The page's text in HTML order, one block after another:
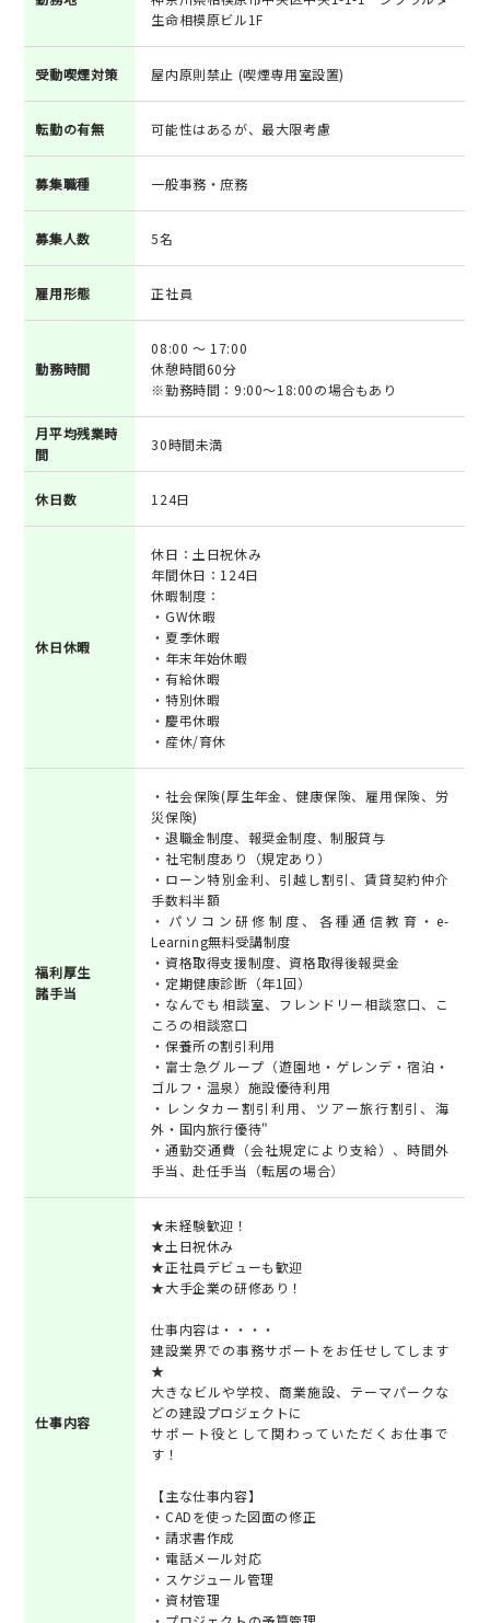
生命相模原ビル1F
受動喫煙対策 屋内原則禁止 (喫煙専用室設置)
転勤の有無 可能性はあるが、最大限考慮
募集職種 一般事務・庶務
募集人数 5名
雇用形態 正社員
勤務時間
08:00 ～ 17:00
休憩時間60分
※勤務時間：9:00～18:00の場合もあり
月平均残業時
間
30時間未満
休日数 124日
休日休暇
休日：土日祝休み
年間休日：124日
休暇制度：
・GW休暇
・夏季休暇
・年末年始休暇
・有給休暇
・特別休暇
・慶弔休暇
・産休/育休
福利厚生
諸手当
・社会保険(厚生年金、健康保険、雇用保険、労
災保険)
・退職金制度、報奨金制度、制服貸与
・社宅制度あり（規定あり）
・ローン特別金利、引越し割引、賃貸契約仲介
手数料半額
・パソコン研修制度、各種通信教育・e-
Learning無料受講制度
・資格取得支援制度、資格取得後報奨金
・定期健康診断（年1回）
・なんでも相談室、フレンドリー相談窓口、こ
ころの相談窓口
・保養所の割引利用
・富士急グループ（遊園地・ゲレンデ・宿泊・
ゴルフ・温泉）施設優待利用
・レンタカー割引利用、ツアー旅行割引、海
外・国内旅行優待"
・通勤交通費（会社規定により支給）、時間外
手当、赴任手当（転居の場合）
仕事内容
★未経験歓迎！
★土日祝休み
★正社員デビューも歓迎
★大手企業の研修あり！
仕事内容は・・・・
建設業界での事務サポートをお任せしてします
★
大きなビルや学校、商業施設、テーマパークな
どの建設プロジェクトに
サポート役として関わっていただくお仕事で
す！
【主な仕事内容】
・CADを使った図面の修正
・請求書作成
・電話メール対応
・スケジュール管理
・資材管理